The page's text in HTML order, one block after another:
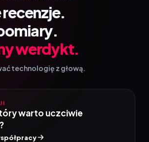
recenzje.
werdykt.
technologię z głową.
warto uczciwie